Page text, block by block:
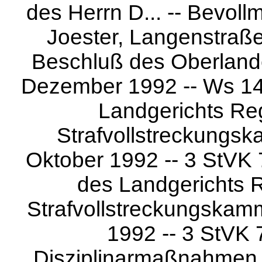
des Herrn D... --
Joester,
Beschluß des
Dezember 1992 -- Ws
Landgerichts
Oktober 1992 -- 3
des Landgerichts
1992 -- 3 StVK